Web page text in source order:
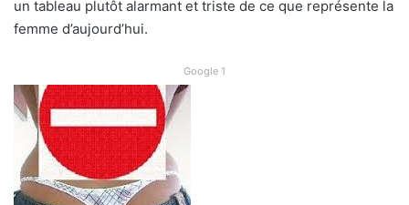
un tableau plutôt alarmant et triste de ce que représente la
femme d’aujourd’hui.
Google 1